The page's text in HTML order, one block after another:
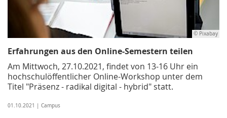
© Pixabay
Erfahrungen aus den Online-Semestern teilen
Am Mittwoch, 27.10.2021, findet von 13-16 Uhr ein
hochschulöffentlicher Online-Workshop unter dem
Titel "Präsenz - radikal digital - hybrid" statt.
01.10.2021 | Campus